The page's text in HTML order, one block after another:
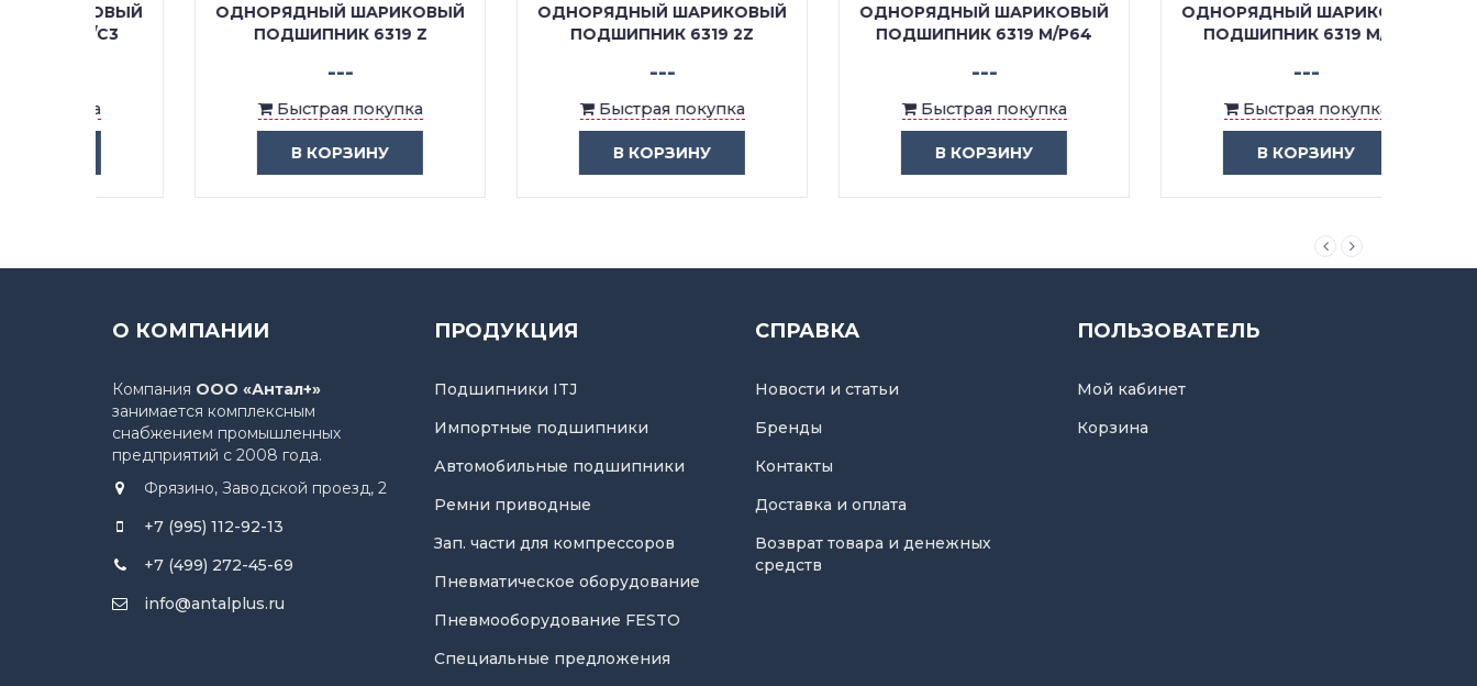
ОДНОРЯДНЫЙ ШАРИКОВЫЙ
ПОДШИПНИК 6319 Z
Быстрая покупка
В КОРЗИНУ
ОДНОРЯДНЫЙ ШАРИКОВЫЙ
ПОДШИПНИК 6319 2Z
Быстрая покупка
В КОРЗИНУ
ОДНОРЯДНЫЙ ШАРИКОВЫЙ
ПОДШИПНИК 6319 M/P64
Быстрая покупка
В КОРЗИНУ
ОДНОРЯДНЫЙ ШАРИКОВЫЙ
ПОДШИПНИК 6319 M/C4
Быстрая покупка
В КОРЗИНУ
О КОМПАНИИ
Компания ООО «Антал+»
занимается комплексным
снабжением промышленных
предприятий с 2008 года.
Фрязино, Заводской проезд, 2
+7 (995) 112-92-13
+7 (499) 272-45-69
info@antalplus.ru
ПРОДУКЦИЯ
Подшипники ITJ
Импортные подшипники
Автомобильные подшипники
Ремни приводные
Зап. части для компрессоров
Пневматическое оборудование
Пневмооборудование FESTO
Специальные предложения
СПРАВКА
Новости и статьи
Бренды
Контакты
Доставка и оплата
Возврат товара и денежных
средств
ПОЛЬЗОВАТЕЛЬ
Мой кабинет
Корзина